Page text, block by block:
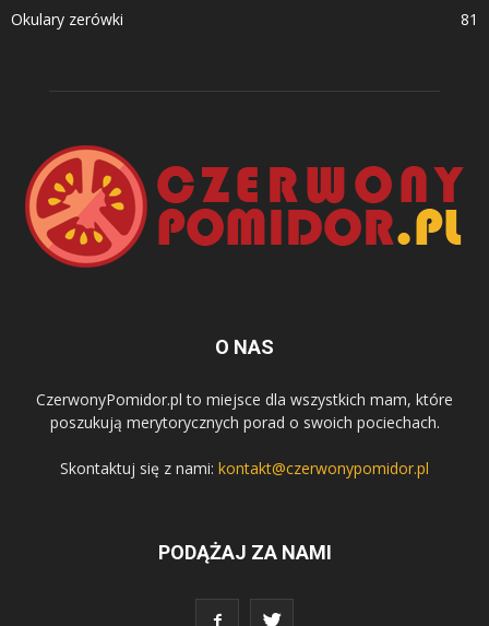
Okulary zerówki
81
O NAS
CzerwonyPomidor.pl to miejsce dla wszystkich mam, które
poszukują merytorycznych porad o swoich pociechach.
Skontaktuj się z nami: kontakt@czerwonypomidor.pl
PODĄŻAJ ZA NAMI